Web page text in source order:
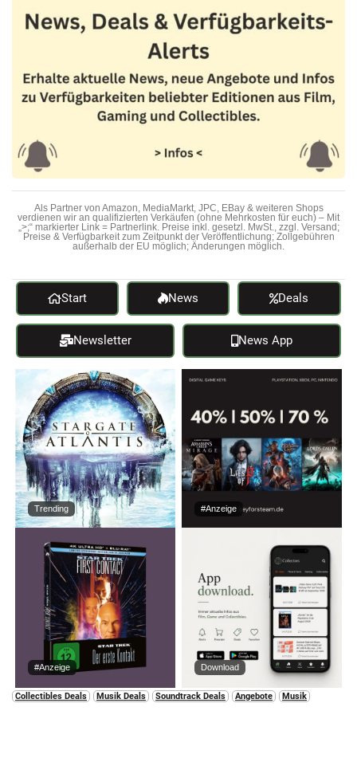
Als Partner von Amazon, MediaMarkt, JPC, EBay & weiteren Shops
verdienen wir an qualifizierten Verkäufen (ohne Mehrkosten für euch) – Mit
„>;“ markierter Link = Partnerlink. Preise inkl. gesetzl. MwSt., zzgl. Versand;
Preise & Verfügbarkeit zum Zeitpunkt der Veröffentlichung; Zollgebühren
außerhalb der EU möglich; Änderungen möglich.
Start News Deals
Newsletter News App
Trending #Anzeige
#Anzeige Download
Collectibles Deals Musik Deals Soundtrack Deals Angebote Musik